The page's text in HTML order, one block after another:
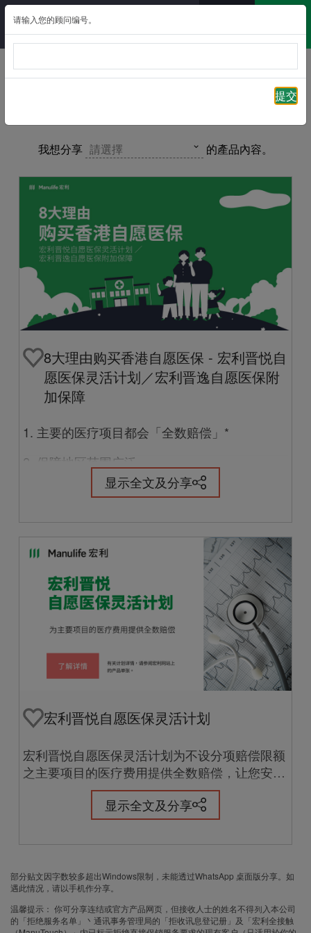
返回
我想分享 請選擇 的產品內容。
8大理由购买香港自愿医保 - 宏利晋悦自
愿医保灵活计划／宏利晋逸自愿医保附
加保障
1. 主要的医疗项目都会「全数赔偿」*
2. 保障地区范围广泛
3. 在中国內地， 指定病房級別更升高一級
5. 保证终身续保
6. 内地访港旅客和香港客户 保费都一样
7. 一系列免结账服务
*受余下的自付费（如适用）、每年保障限额、
终身保障限额和其他限制所规限。
本贴文内容仅作为一般资料性用途及并未考虑您
亦不构成任何保险产品之要约、要约招揽或建
议。此一般资料并未载有保单的所有条款，而完
整条款载于保单文件中。投保前，您应参阅保单
条款以了解本产品之确实条款及细则。有关宏利
晋悦/宏利晋逸之完整产品资料，请访问宏利网
显示全文及分享
宏利晋悦自愿医保灵活计划
宏利晋悦自愿医保灵活计划为不设分项赔偿限额
之主要项目的医疗费用提供全数赔偿，让您安枕
无忧。此外，如您是香港纳税人，您更可就已缴
保费申请税务扣减 !
• 高达5个每年自付费选项 更添灵活
• 未知的投保前已有病症30日后开始保障
显示全文及分享
部分贴文因字数较多超出Windows限制，未能透过WhatsApp 桌面版分享。如
遇此情况，请以手机作分享。
温馨提示： 你可分享连结或官方产品网页，但接收人士的姓名不得列入本公司
的「拒绝服务名单」丶通讯事务管理局的「拒收讯息登记册」及「宏利全接触
请输入您的顾问编号。
提交